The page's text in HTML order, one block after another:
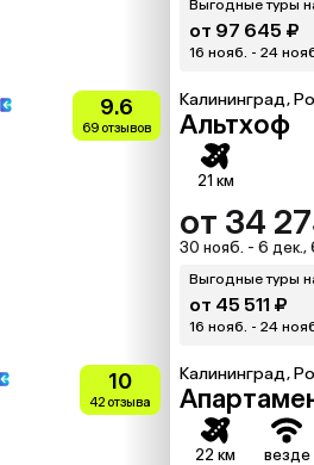
Выгодные туры
от 97 645 ₽
16 нояб. - 24
9.6
69 отзывов
Калининград,
Альтхоф
21 км
от 34
30 нояб. - 6 дек.,
Выгодные туры
от 45 511 ₽
16 нояб. - 24
10
42 отзыва
Калининград,
22 км везде